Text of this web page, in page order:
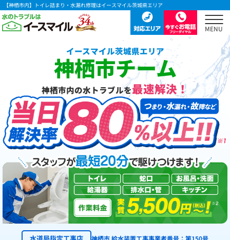
【神栖市内】トイレ詰まり・水漏れ修理はイースマイル茨城県エリア
イースマイル茨城県エリア
神栖市チーム
神栖市内の水トラブルを最速解決！